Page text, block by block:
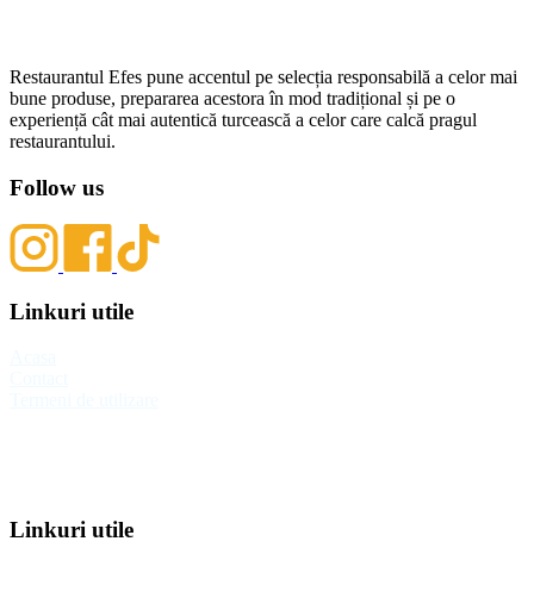
Restaurantul Efes pune accentul pe selecția responsabilă a celor mai
bune produse, prepararea acestora în mod tradițional și pe o
experiență cât mai autentică turcească a celor care calcă pragul
restaurantului.
Follow us
Linkuri utile
Linkuri utile